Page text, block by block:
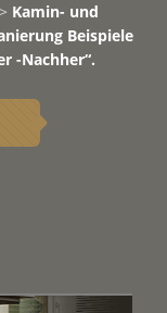
Kamin- und
Beispiele
-Nachher“.